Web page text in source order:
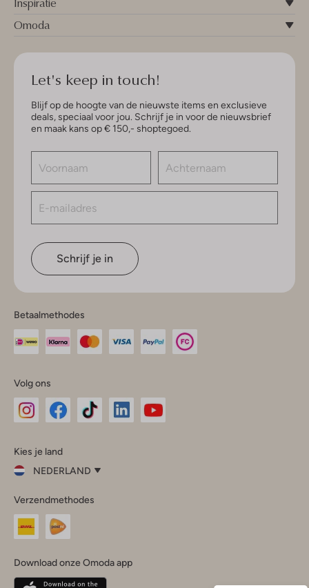
Inspiratie
Omoda
Let's keep in touch!
Blijf op de hoogte van de nieuwste items en exclusieve
deals, speciaal voor jou. Schrijf je in voor de nieuwsbrief
en maak kans op € 150,- shoptegoed.
Schrijf je in
Betaalmethodes
Volg ons
InstagramFacebook
Kies je land
NEDERLAND
je
land
Nederland
Belgique(Français)
Verzendmethodes
Download onze Omoda app